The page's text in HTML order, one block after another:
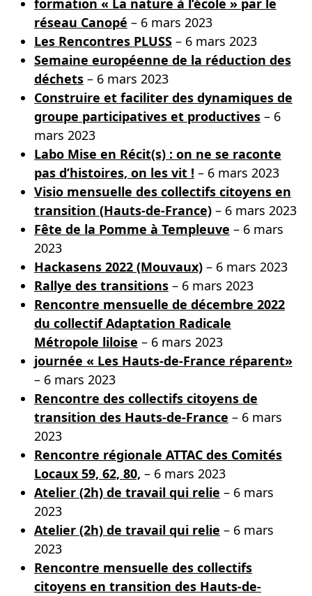
formation « La nature à l’école » par le
réseau Canopé – 6 mars 2023
Les Rencontres PLUSS – 6 mars 2023
Semaine européenne de la réduction des
déchets – 6 mars 2023
Construire et faciliter des dynamiques de
groupe participatives et productives – 6
mars 2023
Labo Mise en Récit(s) : on ne se raconte
pas d’histoires, on les vit ! – 6 mars 2023
Visio mensuelle des collectifs citoyens en
transition (Hauts-de-France) – 6 mars 2023
Fête de la Pomme à Templeuve – 6 mars
2023
Hackasens 2022 (Mouvaux) – 6 mars 2023
Rallye des transitions – 6 mars 2023
Rencontre mensuelle de décembre 2022
du collectif Adaptation Radicale
Métropole liloise – 6 mars 2023
journée « Les Hauts-de-France réparent»
– 6 mars 2023
Rencontre des collectifs citoyens de
transition des Hauts-de-France – 6 mars
2023
Rencontre régionale ATTAC des Comités
Locaux 59, 62, 80, – 6 mars 2023
Atelier (2h) de travail qui relie – 6 mars
2023
Atelier (2h) de travail qui relie – 6 mars
2023
Rencontre mensuelle des collectifs
citoyens en transition des Hauts-de-